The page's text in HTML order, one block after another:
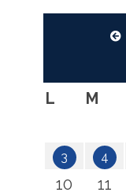
L
M
3 4
10
11